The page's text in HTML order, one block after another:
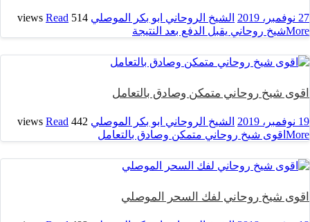
27 نوفمبر، 2019 الشيخ الروحاني ابو بكر الموصلي 514 views
Read
Moreشيخ روحاني يقبل الدفع بعد النتيجة
اقوى شيخ روحاني متمكن وصادق بالتعامل
19 نوفمبر، 2019 الشيخ الروحاني ابو بكر الموصلي 442 views
Read
More اقوى شيخ روحاني متمكن وصادق بالتعامل
اقوى شيخ روحاني لفك السحر الموصلي